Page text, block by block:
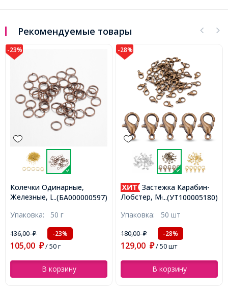
Рекомендуемые товары
-23%
...(БА000000597)
Колечки Одинарные,
Железные, Цвет: Медь,
Внутренний Диаметр
3.6мм, около 1150шт/50г,
(БА000000597)
Упаковка: 50 г
136,00₽ -23%
105,00 ₽/ 50 г
В корзину
-28%
...(УТ100005180)
Застежка Карабин-
Лобстер, Металл, Медь,
(УТ100005180)
Упаковка: 50 шт
180,00₽ -28%
129,00 ₽/ 50 шт
В корзину